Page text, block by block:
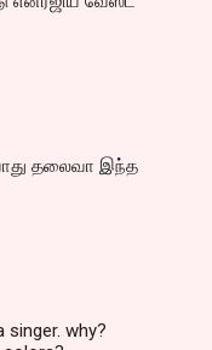
தலைவா இந்த
singer. why?